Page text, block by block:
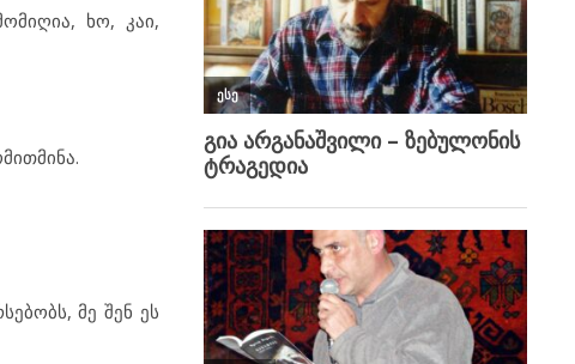
ხო, კაი,
მე შენ ეს